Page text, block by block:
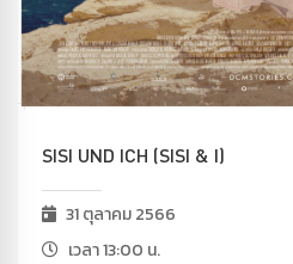
SISI UND ICH (SISI & I)
31 ตุลาคม 2566
เวลา 13:00 น.